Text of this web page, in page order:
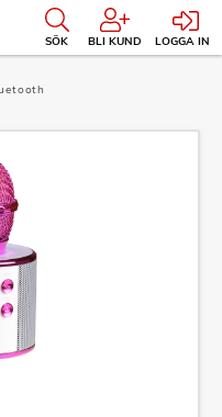
SÖK BLI KUND LOGGA IN